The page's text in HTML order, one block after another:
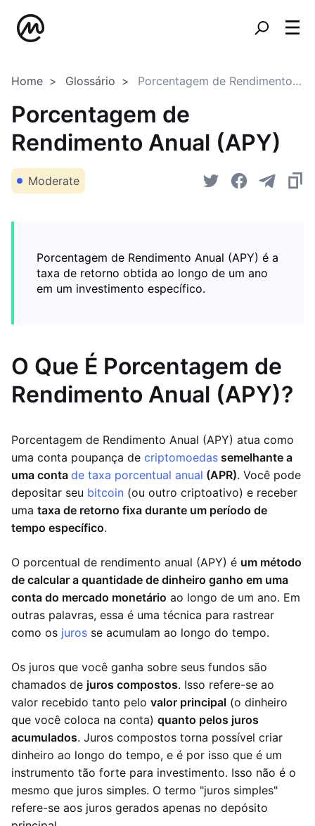
Home Glossário Porcentagem de Rendimento Anual (APY)
Porcentagem de
Rendimento Anual (APY)
Moderate
Porcentagem de Rendimento Anual (APY) é a
taxa de retorno obtida ao longo de um ano
em um investimento específico.
O Que É Porcentagem de
Rendimento Anual (APY)?
Porcentagem de Rendimento Anual (APY) atua como
uma conta poupança de criptomoedas semelhante a
uma conta de taxa porcentual anual (APR). Você pode
depositar seu bitcoin (ou outro criptoativo) e receber
uma taxa de retorno fixa durante um período de
tempo específico.
O porcentual de rendimento anual (APY) é um método
de calcular a quantidade de dinheiro ganho em uma
conta do mercado monetário ao longo de um ano. Em
outras palavras, essa é uma técnica para rastrear
como os juros se acumulam ao longo do tempo.
Os juros que você ganha sobre seus fundos são
chamados de juros compostos. Isso refere-se ao
valor recebido tanto pelo valor principal (o dinheiro
que você coloca na conta) quanto pelos juros
acumulados. Juros compostos torna possível criar
dinheiro ao longo do tempo, e é por isso que é um
instrumento tão forte para investimento. Isso não é o
mesmo que juros simples. O termo "juros simples"
refere-se aos juros gerados apenas no depósito